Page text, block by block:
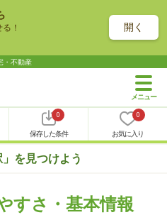
！ 開く
・不動産
0
保存した条件
0
お気に入り
」を見つけよう
すさ・基本情報